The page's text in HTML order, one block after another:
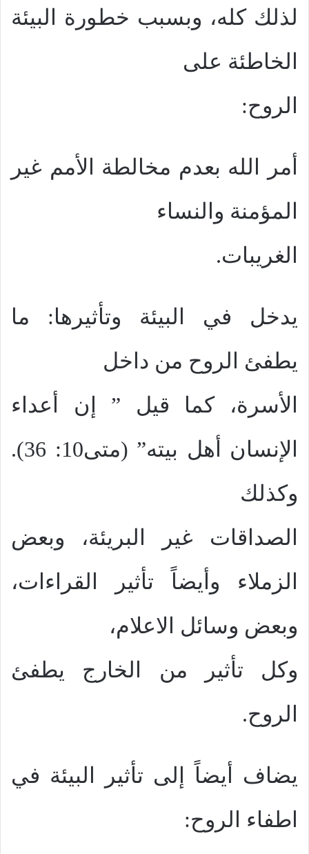
لذلك كله، وبسبب خطورة البيئة
الخاطئة على
الروح:
أمر الله بعدم مخالطة الأمم غير
المؤمنة والنساء
الغريبات.
يدخل في البيئة وتأثيرها: ما
يطفئ الروح من داخل
الأسرة، كما قيل ” إن أعداء
الإنسان أهل بيته” (متى10: 36).
وكذلك
الصداقات غير البريئة، وبعض
الزملاء وأيضاً تأثير القراءات،
وبعض وسائل الاعلام،
وكل تأثير من الخارج يطفئ
الروح.
يضاف أيضاً إلى تأثير البيئة في
اطفاء الروح: